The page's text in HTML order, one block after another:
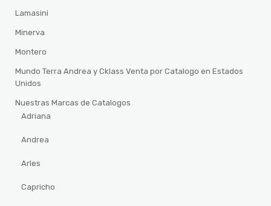
Lamasini
Minerva
Montero
Mundo Terra Andrea y Cklass Venta por Catalogo en Estados
Unidos
Nuestras Marcas de Catalogos
Adriana
Andrea
Arles
Capricho